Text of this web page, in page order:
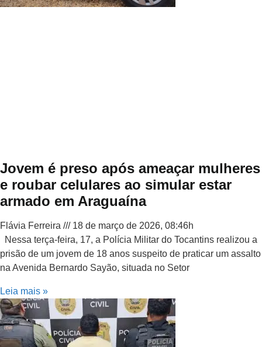
Jovem é preso após ameaçar mulheres
e roubar celulares ao simular estar
armado em Araguaína
Flávia Ferreira
18 de março de 2026, 08:46h
Nessa terça-feira, 17, a Polícia Militar do Tocantins realizou a
prisão de um jovem de 18 anos suspeito de praticar um assalto
na Avenida Bernardo Sayão, situada no Setor
Leia mais »